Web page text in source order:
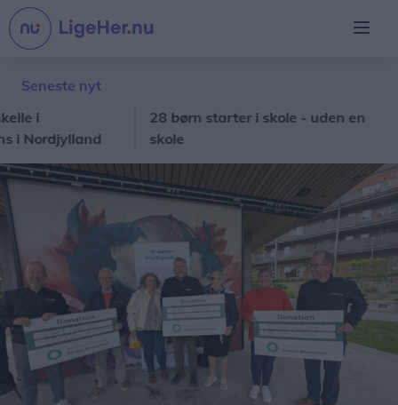
Seneste nyt
i
28 børn starter i skole - uden en
skole